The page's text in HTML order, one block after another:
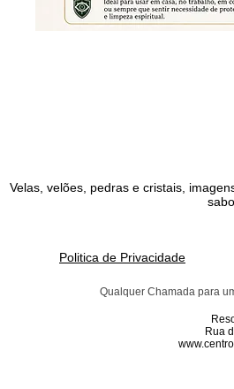
Velas, velões, pedras e cristais,
Politica de Privacidade
Qualquer Chamada para
Rua